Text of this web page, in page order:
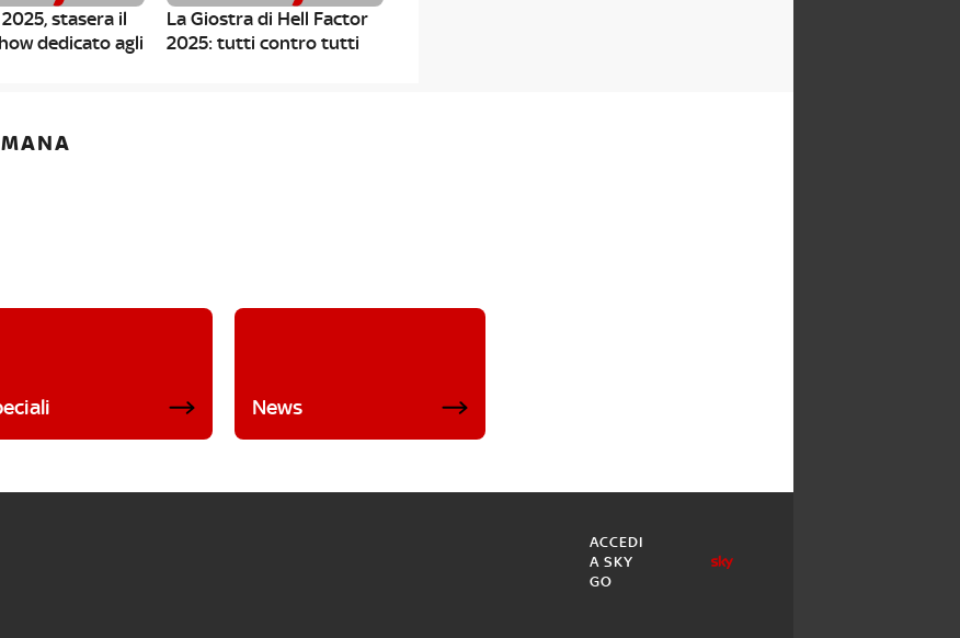
stasera il
dedicato agli
La Giostra di Hell Factor
2025: tutti contro tutti
News
ACCEDI
A SKY
GO